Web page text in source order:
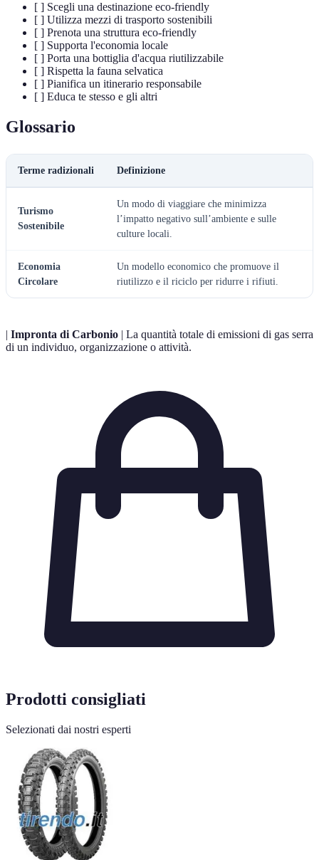
[ ] Scegli una destinazione eco-friendly
[ ] Utilizza mezzi di trasporto sostenibili
[ ] Prenota una struttura eco-friendly
[ ] Supporta l'economia locale
[ ] Porta una bottiglia d'acqua riutilizzabile
[ ] Rispetta la fauna selvatica
[ ] Pianifica un itinerario responsabile
[ ] Educa te stesso e gli altri
Glossario
Terme radizionali Definizione
Turismo
Sostenibile
Un modo di viaggiare che minimizza
l’impatto negativo sull’ambiente e sulle
culture locali.
Economia
Circolare
Un modello economico che promuove il
riutilizzo e il riciclo per ridurre i rifiuti.
| Impronta di Carbonio | La quantità totale di emissioni di gas serra
di un individuo, organizzazione o attività.
Prodotti consigliati
Selezionati dai nostri esperti